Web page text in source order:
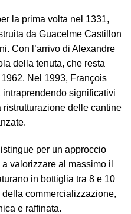
la prima volta nel 1331,
da Guacelme Castillon
Con l’arrivo di Alexandre
della tenuta, che resta
Nel 1993, François
significativi
delle cantine
per un approccio
valorizzare al massimo il
in bottiglia tra 8 e 10
commercializzazione,
e raffinata.